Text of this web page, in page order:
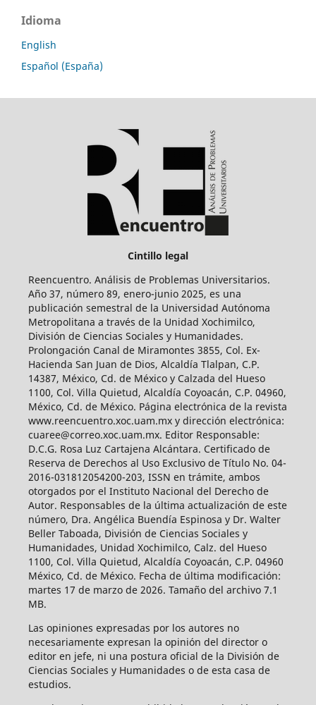
Idioma
English
Español (España)
Cintillo legal
Reencuentro. Análisis de Problemas Universitarios.
Año 37, número 89, enero-junio 2025, es una
publicación semestral de la Universidad Autónoma
Metropolitana a través de la Unidad Xochimilco,
División de Ciencias Sociales y Humanidades.
Prolongación Canal de Miramontes 3855, Col. Ex-
Hacienda San Juan de Dios, Alcaldía Tlalpan, C.P.
14387, México, Cd. de México y Calzada del Hueso
1100, Col. Villa Quietud, Alcaldía Coyoacán, C.P. 04960,
México, Cd. de México. Página electrónica de la revista
www.reencuentro.xoc.uam.mx y dirección electrónica:
cuaree@correo.xoc.uam.mx. Editor Responsable:
D.C.G. Rosa Luz Cartajena Alcántara. Certificado de
Reserva de Derechos al Uso Exclusivo de Título No. 04-
2016-031812054200-203, ISSN en trámite, ambos
otorgados por el Instituto Nacional del Derecho de
Autor. Responsables de la última actualización de este
número, Dra. Angélica Buendía Espinosa y Dr. Walter
Beller Taboada, División de Ciencias Sociales y
Humanidades, Unidad Xochimilco, Calz. del Hueso
1100, Col. Villa Quietud, Alcaldía Coyoacán, C.P. 04960
México, Cd. de México. Fecha de última modificación:
martes 17 de marzo de 2026. Tamaño del archivo 7.1
MB.
Las opiniones expresadas por los autores no
necesariamente expresan la opinión del director o
editor en jefe, ni una postura oficial de la División de
Ciencias Sociales y Humanidades o de esta casa de
estudios.